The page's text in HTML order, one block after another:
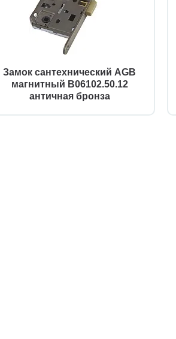
Замок сантехнический AGB
магнитный B06102.50.12
античная бронза